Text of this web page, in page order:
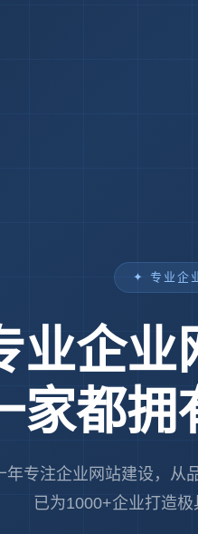
✦ 专业企
业企业
家都拥
年专注企业网站建设，从
已为1000+企业打造